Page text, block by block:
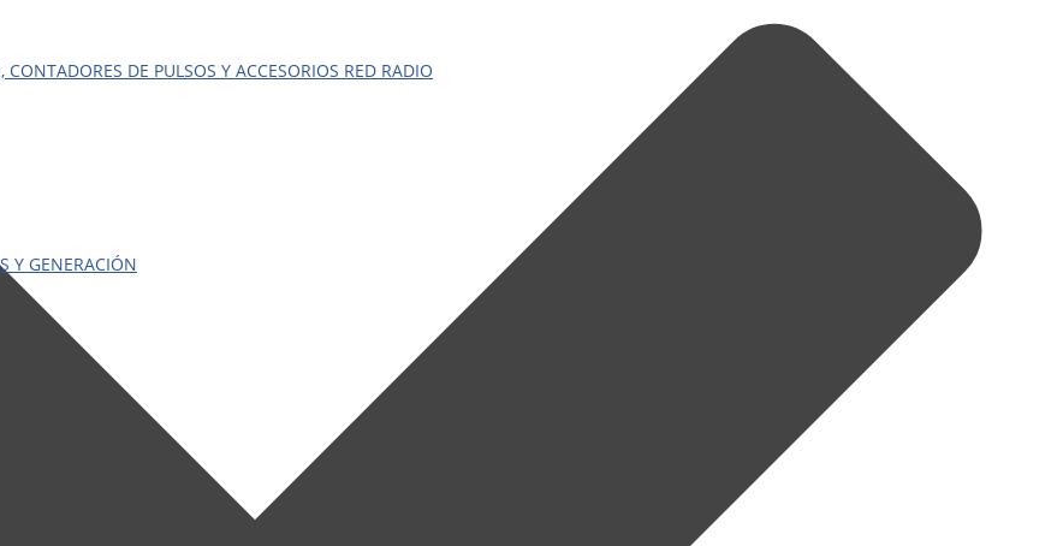
DE PULSOS Y ACCESORIOS RED RADIO
Y GENERACIÓN